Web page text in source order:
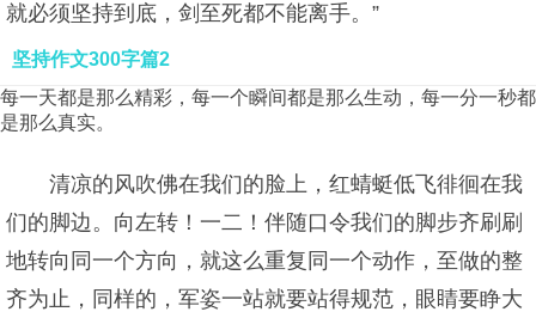
就必须坚持到底，剑至死都不能离手。”
坚持作文300字篇2
每一天都是那么精彩，每一个瞬间都是那么生动，每一分一秒都
是那么真实。
清凉的风吹佛在我们的脸上，红蜻蜓低飞徘徊在我
们的脚边。向左转！一二！伴随口令我们的脚步齐刷刷
地转向同一个方向，就这么重复同一个动作，至做的整
齐为止，同样的，军姿一站就要站得规范，眼睛要睁大